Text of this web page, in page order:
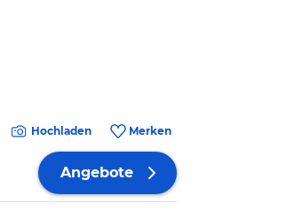
Hochladen Merken
Angebote